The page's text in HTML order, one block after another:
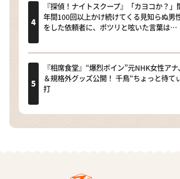
『探偵！ナイトスクープ』「カヨコか？
年間100回以上かけ続けてくる見知らぬ男
をした依頼者に、ポツリと呟いた言葉は…
『相席食堂』“爆烈ボイン”元NHK女性ア
＆規格外グッズ公開！ 千鳥“ちょっと待て
打